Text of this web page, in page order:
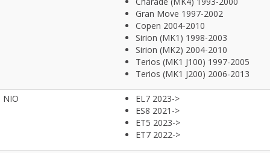
Gran Move 1997-2002
Copen 2004-2010
Sirion (MK1) 1998-2003
Sirion (MK2) 2004-2010
Terios (MK1 J100) 1997-2005
Terios (MK1 J200) 2006-2013
NIO
EL7 2023->
ES8 2021->
ET5 2023->
ET7 2022->